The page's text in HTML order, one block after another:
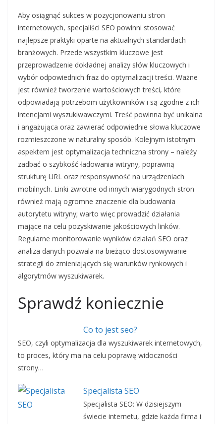
Aby osiągnąć sukces w pozycjonowaniu stron
internetowych, specjaliści SEO powinni stosować
najlepsze praktyki oparte na aktualnych standardach
branżowych. Przede wszystkim kluczowe jest
przeprowadzenie dokładnej analizy słów kluczowych i
wybór odpowiednich fraz do optymalizacji treści. Ważne
jest również tworzenie wartościowych treści, które
odpowiadają potrzebom użytkowników i są zgodne z ich
intencjami wyszukiwawczymi. Treść powinna być unikalna
i angażująca oraz zawierać odpowiednie słowa kluczowe
rozmieszczone w naturalny sposób. Kolejnym istotnym
aspektem jest optymalizacja techniczna strony – należy
zadbać o szybkość ładowania witryny, poprawną
strukturę URL oraz responsywność na urządzeniach
mobilnych. Linki zwrotne od innych wiarygodnych stron
również mają ogromne znaczenie dla budowania
autorytetu witryny; warto więc prowadzić działania
mające na celu pozyskiwanie jakościowych linków.
Regularne monitorowanie wyników działań SEO oraz
analiza danych pozwala na bieżąco dostosowywanie
strategii do zmieniających się warunków rynkowych i
algorytmów wyszukiwarek.
Sprawdź koniecznie
Co to jest seo?
SEO, czyli optymalizacja dla wyszukiwarek internetowych,
to proces, który ma na celu poprawę widoczności
strony…
Specjalista SEO
Specjalista SEO: W dzisiejszym
świecie internetu, gdzie każda firma i